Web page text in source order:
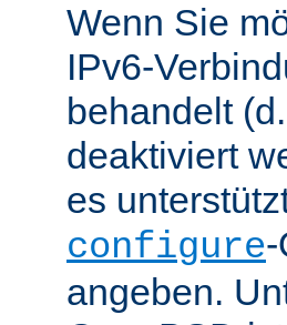
Wenn Sie
IPv6-
behandelt
deaktiviert
es
configure-
angeben.